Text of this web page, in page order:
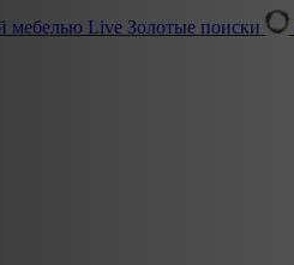
мебелью Live Золотые поиски